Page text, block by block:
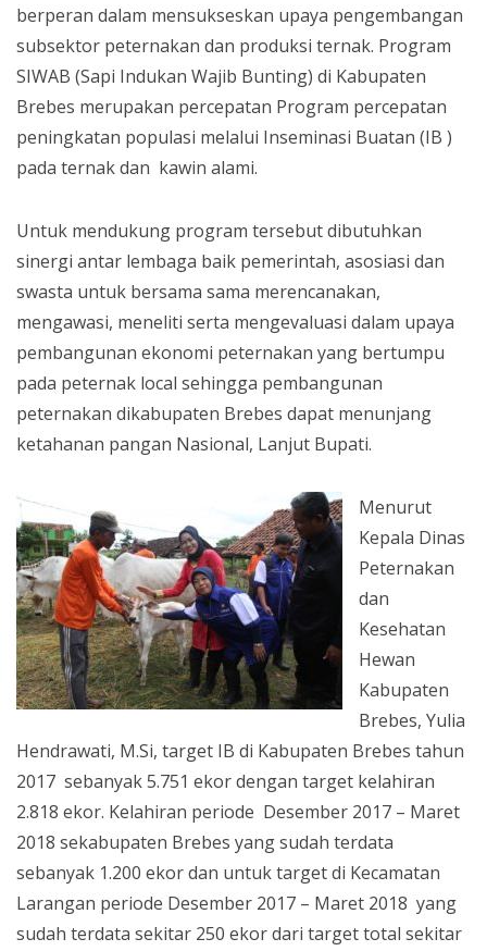
berperan dalam mensukseskan upaya pengembangan
subsektor peternakan dan produksi ternak. Program
SIWAB (Sapi Indukan Wajib Bunting) di Kabupaten
Brebes merupakan percepatan Program percepatan
peningkatan populasi melalui Inseminasi Buatan (IB )
pada ternak dan kawin alami.
Untuk mendukung program tersebut dibutuhkan
sinergi antar lembaga baik pemerintah, asosiasi dan
swasta untuk bersama sama merencanakan,
mengawasi, meneliti serta mengevaluasi dalam upaya
pembangunan ekonomi peternakan yang bertumpu
pada peternak local sehingga pembangunan
peternakan dikabupaten Brebes dapat menunjang
ketahanan pangan Nasional, Lanjut Bupati.
Menurut
Kepala Dinas
Peternakan
dan
Kesehatan
Hewan
Kabupaten
Brebes, Yulia
Hendrawati, M.Si, target IB di Kabupaten Brebes tahun
2017 sebanyak 5.751 ekor dengan target kelahiran
2.818 ekor. Kelahiran periode Desember 2017 – Maret
2018 sekabupaten Brebes yang sudah terdata
sebanyak 1.200 ekor dan untuk target di Kecamatan
Larangan periode Desember 2017 – Maret 2018 yang
sudah terdata sekitar 250 ekor dari target total sekitar